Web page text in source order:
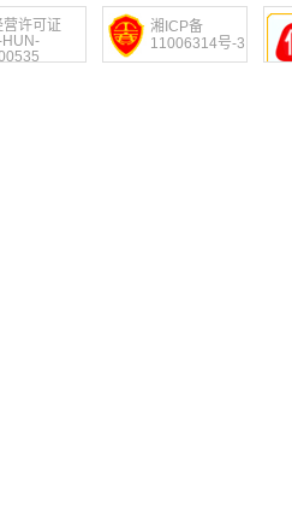
营许可证
HUN-
湘ICP备
11006314号-3